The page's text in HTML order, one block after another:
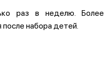
раз в неделю. Более
набора детей.